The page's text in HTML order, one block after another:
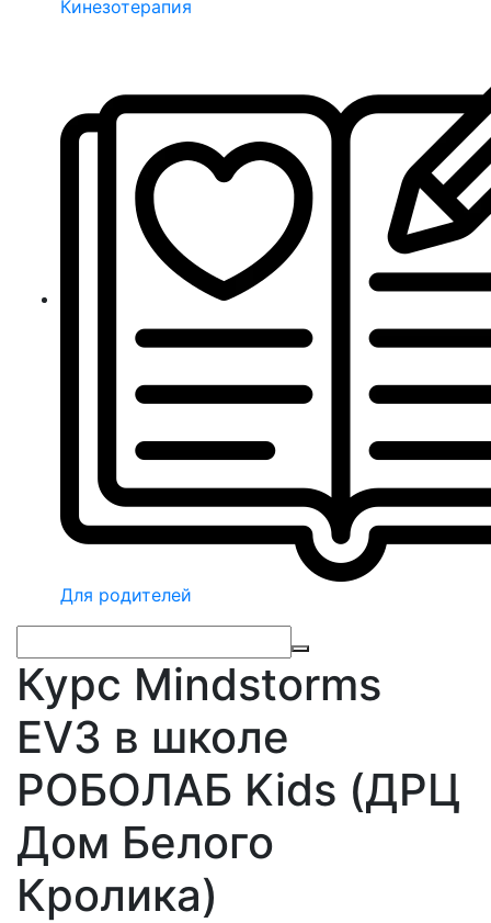
Кинезотерапия
Для родителей
Курс Mindstorms
EV3 в школе
РОБОЛАБ Kids (ДРЦ
Дом Белого
Кролика)